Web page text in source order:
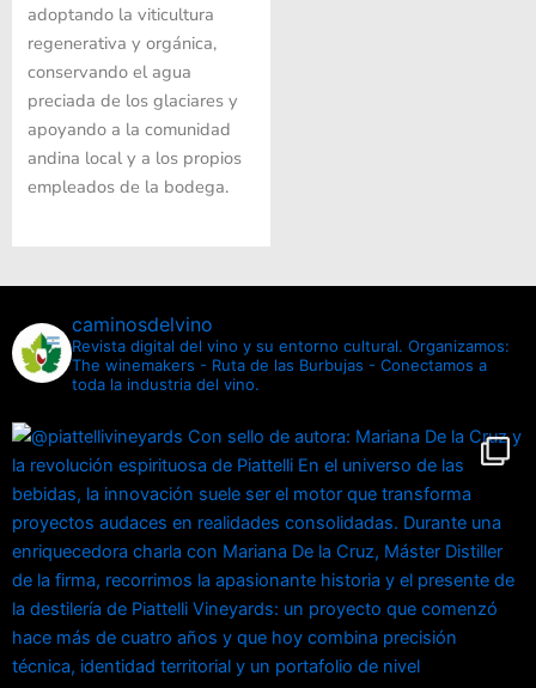
adoptando la viticultura
regenerativa y orgánica,
conservando el agua
preciada de los glaciares y
apoyando a la comunidad
andina local y a los propios
empleados de la bodega.
caminosdelvino
Revista digital del vino y su entorno cultural. Organizamos:
The winemakers - Ruta de las Burbujas - Conectamos a
toda la industria del vino.